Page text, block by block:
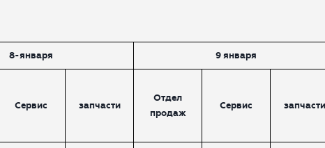
8-января 9 января
Сервис запчасти
Отдел
продаж
Сервис запчасти